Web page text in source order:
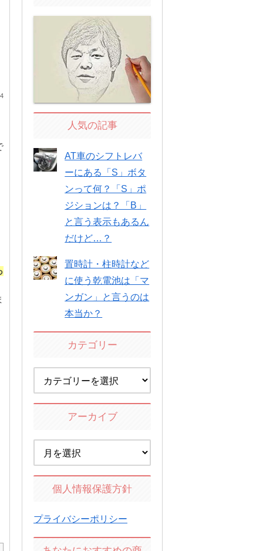
人気の記事
AT車のシフトレバ
ーにある「S」ボタ
ンって何？「S」ポ
ジションは？「B」
と言う表示もあるん
だけど…？
置時計・柱時計など
に使う乾電池は「マ
ンガン」と言うのは
本当か？
カテゴリー
アーカイブ
個人情報保護方針
プライバシーポリシー